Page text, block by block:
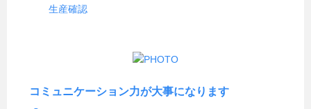
生産確認
コミュニケーション力が大事になります